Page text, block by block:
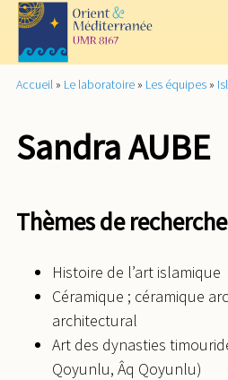
Accueil » Le laboratoire » Les équipes »
Sandra AUBE
Thèmes de recherche
Histoire de l’art islamique
Céramique ; céramique
architectural
Art des dynasties
Qoyunlu, Âq Qoyunlu)